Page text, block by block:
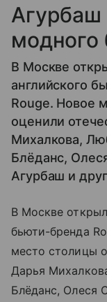
Агурбаш
модного
В Москве
английского
Rouge. Новое
оценили
Михалкова,
Блёданс,
Агурбаш и
В Москве
бьюти-бренда
место столицы
Дарья
Блёданс, Олеся